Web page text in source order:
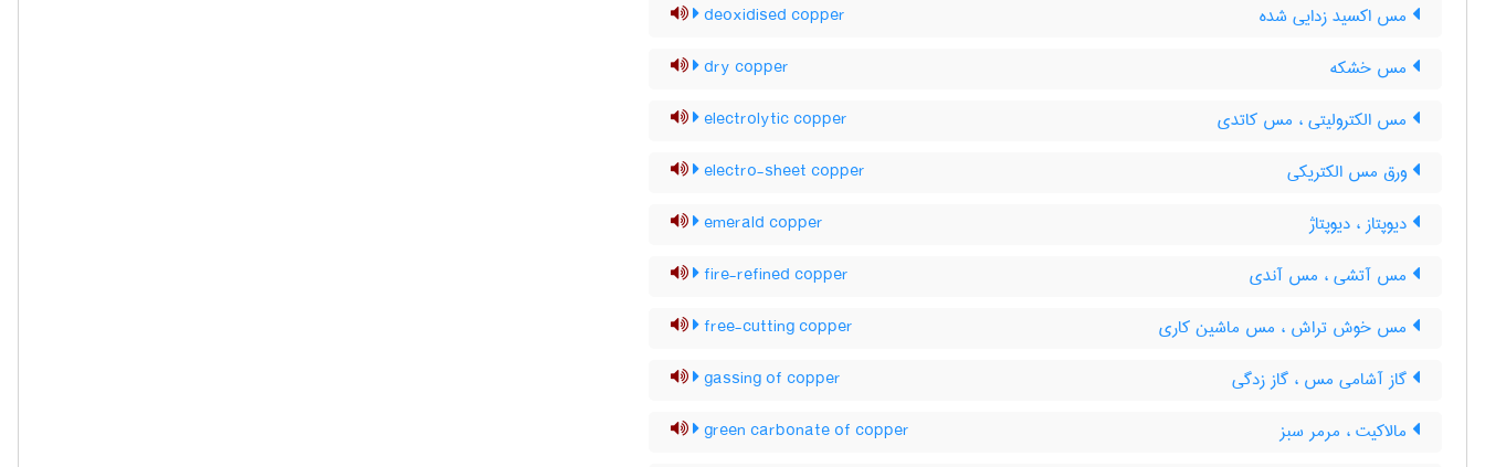
مس اکسید زدایی شده deoxidised copper
مس خشکه dry copper
مس الکترولیتی ، مس کاتدی electrolytic copper
ورق مس الکتریکی electro-sheet copper
دیوپتاز ، دیوپتاژ emerald copper
مس آتشی ، مس آندی fire-refined copper
مس خوش تراش ، مس ماشین کاری free-cutting copper
گاز آشامی مس ، گاز زدگی gassing of copper
مالاکیت ، مرمر سبز green carbonate of copper